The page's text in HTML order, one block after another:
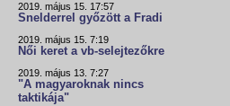
2019. május 15. 17:57
Snelderrel győzött a Fradi
2019. május 15. 7:19
Női keret a vb-selejtezőkre
2019. május 13. 7:27
"A magyaroknak nincs
taktikája"